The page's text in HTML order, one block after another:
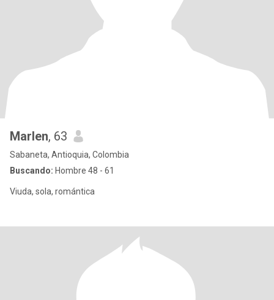
Marlen, 63
Sabaneta, Antioquia, Colombia
Buscando: Hombre 48 - 61
Viuda, sola, romántica